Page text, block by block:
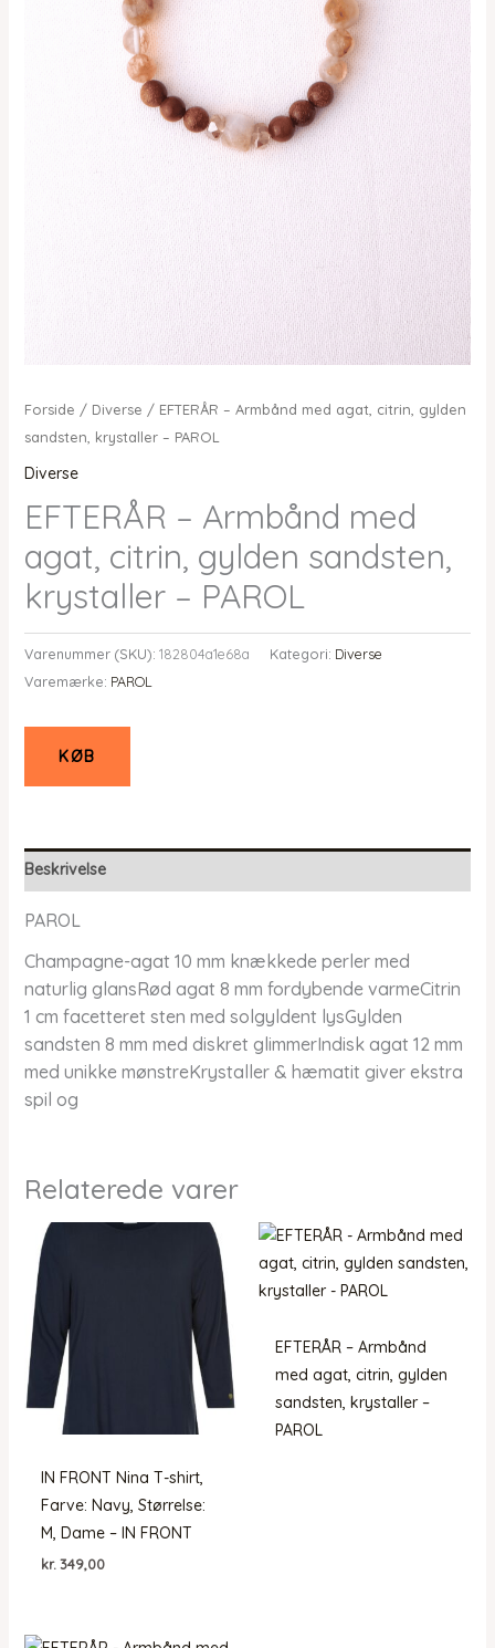
Forside / Diverse / EFTERÅR – Armbånd med agat, citrin, gylden
sandsten, krystaller – PAROL
Diverse
EFTERÅR – Armbånd med
agat, citrin, gylden sandsten,
krystaller – PAROL
Varenummer (SKU): 182804a1e68a Kategori: Diverse
Varemærke: PAROL
KØB
Beskrivelse
PAROL
Champagne-agat 10 mm knækkede perler med
naturlig glansRød agat 8 mm fordybende varmeCitrin
1 cm facetteret sten med solgyldent lysGylden
sandsten 8 mm med diskret glimmerIndisk agat 12 mm
med unikke mønstreKrystaller & hæmatit giver ekstra
spil og
Relaterede varer
IN FRONT Nina T-shirt,
Farve: Navy, Størrelse:
M, Dame – IN FRONT
kr. 349,00
EFTERÅR – Armbånd
med agat, citrin, gylden
sandsten, krystaller –
PAROL